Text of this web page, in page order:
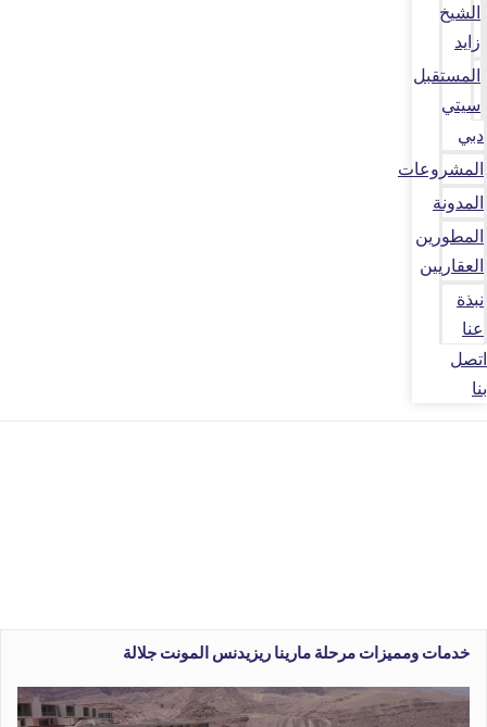
الشيخ
زايد
المستقبل
سيتي
دبي
المشروعات
المدونة
المطورين
العقاريين
نبذة
عنا
اتصل
بنا
خدمات ومميزات مرحلة مارينا ريزيدنس المونت جلالة